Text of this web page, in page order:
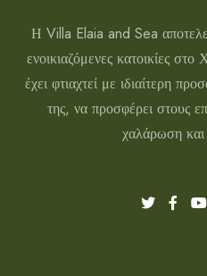
Η Villa Elaia and Sea
ενοικιαζόμενες κατοικίες
έχει φτιαχτεί με ιδιαίτερη
της, να προσφέρει στους
χαλάρωση και